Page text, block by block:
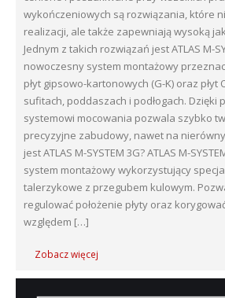
wykończeniowych są rozwiązania, które
realizacji, ale także zapewniają wysoką
Jednym z takich rozwiązań jest ATLAS M-
nowoczesny system montażowy
płyt gipsowo-kartonowych (G-K) oraz płyt
sufitach, poddaszach i podłogach. Dzięki
systemowi mocowania pozwala szybko
precyzyjne zabudowy, nawet na
jest ATLAS M-SYSTEM 3G? ATLAS M-
system montażowy wykorzystujący
talerzykowe z przegubem kulowym.
regulować położenie płyty oraz
względem […]
Zobacz więcej